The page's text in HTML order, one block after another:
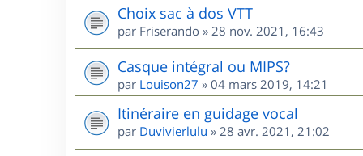
Choix sac à dos VTT
par Friserando » 28 nov. 2021, 16:43
Casque intégral ou MIPS?
par Louison27 » 04 mars 2019, 14:21
Itinéraire en guidage vocal
par Duvivierlulu » 28 avr. 2021, 21:02